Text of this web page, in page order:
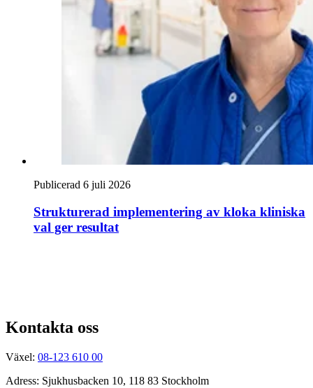
Publicerad 6 juli 2026
Strukturerad implementering av kloka kliniska
val ger resultat
Kontakta oss
Växel: 08-123 610 00
Adress: Sjukhusbacken 10, 118 83 Stockholm